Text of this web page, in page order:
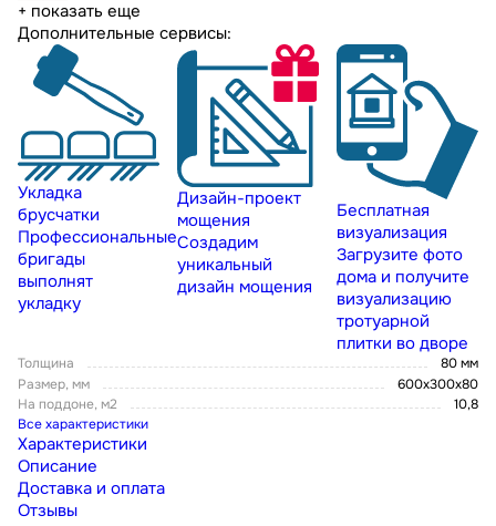
+ показать еще
Дополнительные сервисы:
Укладка
брусчатки
Профессиональные
бригады
выполнят
укладку
Дизайн-проект
мощения
Создадим
уникальный
дизайн мощения
Бесплатная
визуализация
Загрузите фото
дома и получите
визуализацию
тротуарной
плитки во дворе
Толщина
80 мм
Размер, мм
600х300х80
На поддоне, м2
10,8
Все характеристики
Характеристики
Описание
Доставка и оплата
Отзывы